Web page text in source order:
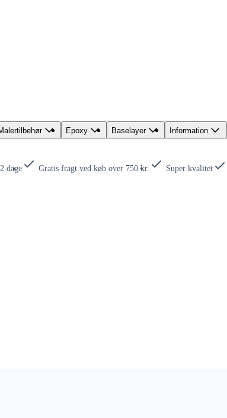
Epoxy Baselayer Information
dage Gratis fragt ved køb over 750 kr. Super kvalitet